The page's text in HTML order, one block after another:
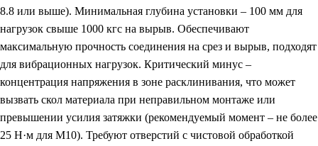
8.8 или выше). Минимальная глубина установки – 100 мм для
нагрузок свыше 1000 кгс на вырыв. Обеспечивают
максимальную прочность соединения на срез и вырыв, подходят
для вибрационных нагрузок. Критический минус –
концентрация напряжения в зоне расклинивания, что может
вызвать скол материала при неправильном монтаже или
превышении усилия затяжки (рекомендуемый момент – не более
25 Н·м для М10). Требуют отверстий с чистовой обработкой